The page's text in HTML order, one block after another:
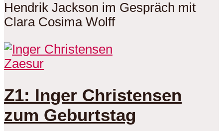
Hendrik Jackson im Gespräch mit
Clara Cosima Wolff
Zaesur
Z1: Inger Christensen
zum Geburtstag